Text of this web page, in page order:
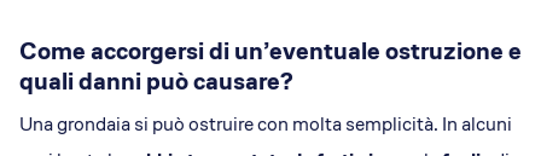
Come accorgersi di un’eventuale ostruzione e
quali danni può causare?
Una grondaia si può ostruire con molta semplicità. In alcuni